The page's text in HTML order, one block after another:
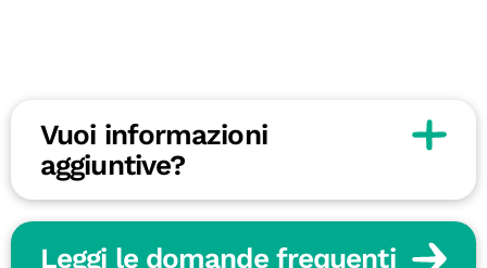
Vuoi informazioni
aggiuntive?
Leggi le domande frequenti